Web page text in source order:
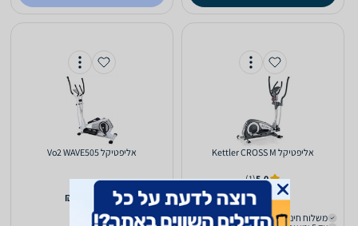
אליפטיקל Kettler CROSS M
5.0
(1)
1,699
₪
משלוח חינם
אליפטיקל Vo2 WAVE505
1,730
₪
כולל משלוח (₪30)